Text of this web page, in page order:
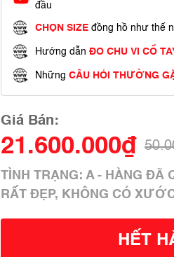
đầu
CHỌN SIZE đồng hồ như thế
Hướng dẫn ĐO CHU VI CỔ
Những CÂU HỎI THƯỜNG
Giá Bán:
21.600.000₫
TÌNH TRẠNG: A - HÀNG ĐÃ
RẤT ĐẸP, KHÔNG CÓ
HẾT